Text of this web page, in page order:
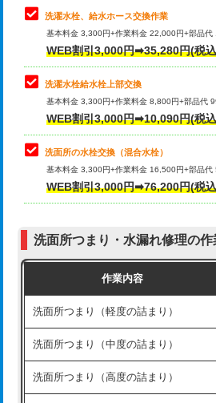
業）
排水管工事（排水管工事/3ｍまで）
排水管工事（追加 排水管工事/3ｍ超
え）
マス交換（土の掘削・埋め戻し作業）
マス交換（深さ50㎝未満）
マス交換（深さ50㎝以上）
モルタル補修（厚さ10㎝まで）
モルタル補修（厚さ10㎝超え）
洗面台設置
バスタブ設置
キッチンタンク脱着
その他部品の脱着
交換・取付（タンク）
交換・取付(単水栓（壁付・デッキ
式）)
交換・取付(混合水栓（壁付・デッキ
式・ワンホール）)
（P/S/ポップアップ））
交換・取付（その他部品）
持込商品取付（単水栓）
持込商品取付（混合水栓）
持込商品取付（浄水器・分岐水栓）
給水管工事※（ホール加工)
洗濯水栓、給水ホース交換作業
基本料金 3,300円+作業料金 22,000円+部品
WEB割引3,000円➡35,280円(税
洗濯水栓給水栓上部交換
基本料金 3,300円+作業料金 8,800円+部品代
WEB割引3,000円➡10,090円(税
洗面所の水栓交換（混合水栓）
基本料金 3,300円+作業料金 16,500円+部品
WEB割引3,000円➡76,200円(税
洗面所つまり・水漏れ修理の
作業内容
洗面所つまり（軽度の詰まり）
洗面所つまり（中度の詰まり）
洗面所つまり（高度の詰まり）